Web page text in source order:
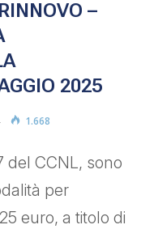
–
2025
1.668
del CCNL, sono
per
euro, a titolo di